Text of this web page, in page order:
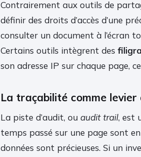
Contrairement aux outils de
définir des droits d’accès d’une
consulter un document à l’écran
Certains outils intègrent des
son adresse IP sur chaque page,
La traçabilité comme levier
La piste d’audit, ou audit trail, est
temps passé sur une page sont
données sont précieuses. Si un